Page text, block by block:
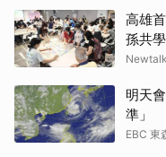
高雄
孫共學
Newtalk
明天
準」
EBC 東